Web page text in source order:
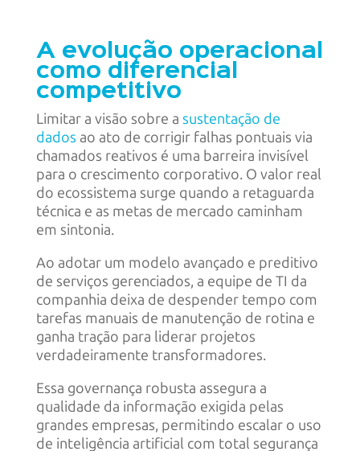
A evolução operacional
como diferencial
competitivo
Limitar a visão sobre a sustentação de
dados ao ato de corrigir falhas pontuais via
chamados reativos é uma barreira invisível
para o crescimento corporativo. O valor real
do ecossistema surge quando a retaguarda
técnica e as metas de mercado caminham
em sintonia.
Ao adotar um modelo avançado e preditivo
de serviços gerenciados, a equipe de TI da
companhia deixa de despender tempo com
tarefas manuais de manutenção de rotina e
ganha tração para liderar projetos
verdadeiramente transformadores.
Essa governança robusta assegura a
qualidade da informação exigida pelas
grandes empresas, permitindo escalar o uso
de inteligência artificial com total segurança